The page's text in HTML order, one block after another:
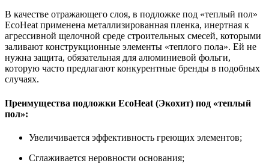
В качестве отражающего слоя, в подложке под «теплый пол»
ЕcoHeat применена металлизированная пленка, инертная к
агрессивной щелочной среде строительных смесей, которыми
заливают конструкционные элементы «теплого пола». Ей не
нужна защита, обязательная для алюминиевой фольги,
которую часто предлагают конкурентные бренды в подобных
случаях.
Преимущества подложки EcoHeat (Экохит) под «теплый
пол»:
Увеличивается эффективность греющих элементов;
Сглаживается неровности основания;